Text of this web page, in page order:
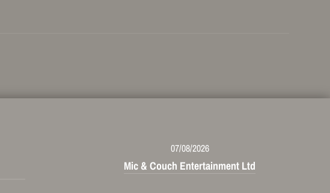
07/08/2026
Mic & Couch Entertainment Ltd